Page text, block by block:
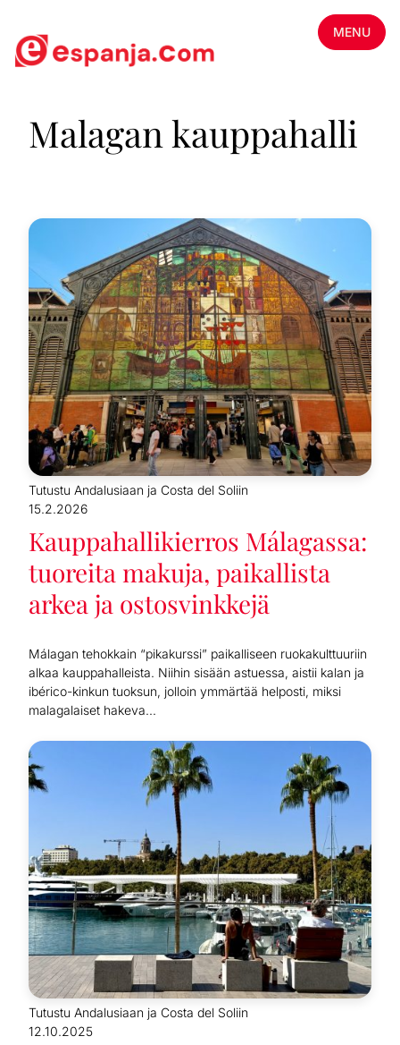
MENU
Malagan kauppahalli
Tutustu Andalusiaan ja Costa del Soliin
15.2.2026
Kauppahallikierros Málagassa:
tuoreita makuja, paikallista
arkea ja ostosvinkkejä
Málagan tehokkain “pikakurssi” paikalliseen ruokakulttuuriin
alkaa kauppahalleista. Niihin sisään astuessa, aistii kalan ja
ibérico-kinkun tuoksun, jolloin ymmärtää helposti, miksi
malagalaiset hakeva...
Tutustu Andalusiaan ja Costa del Soliin
12.10.2025